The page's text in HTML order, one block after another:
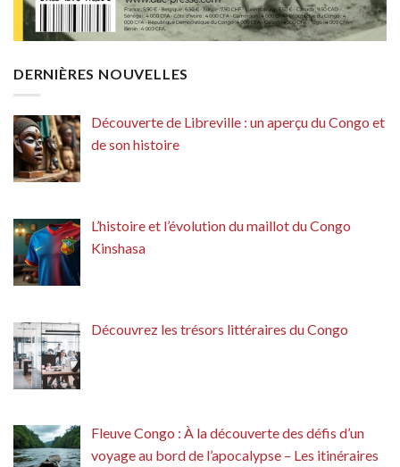
DERNIÈRES NOUVELLES
Découverte de Libreville : un aperçu du Congo et
de son histoire
L’histoire et l’évolution du maillot du Congo
Kinshasa
Découvrez les trésors littéraires du Congo
Fleuve Congo : À la découverte des défis d’un
voyage au bord de l’apocalypse – Les itinéraires